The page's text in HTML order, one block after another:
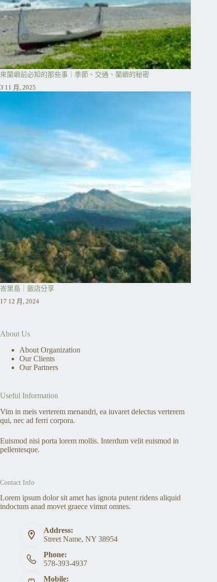
來蘭嶼前必知的那些事｜季節、交通、蘭嶼的秘密
3 11 月, 2025
峇里島｜飯店分享
17 12 月, 2024
About Us
About Organization
Our Clients
Our Partners
Useful Information
Vim in meis verterem menandri, ea iuvaret delectus verterem
qui, nec ad ferri corpora.
Euismod nisi porta lorem mollis. Interdum velit euismod in
pellentesque.
Contact Info
Lorem ipsum dolor sit amet has ignota putent ridens aliquid
indoctum anad movet graece vimut omnes.
Address:
Street Name, NY 38954
Phone:
578-393-4937
Mobile: